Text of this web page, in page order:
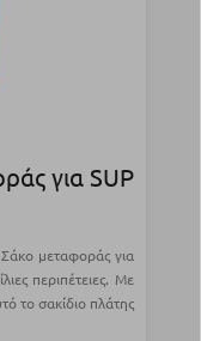
για SUP
μεταφοράς για
περιπέτειες. Με
το σακίδιο πλάτης